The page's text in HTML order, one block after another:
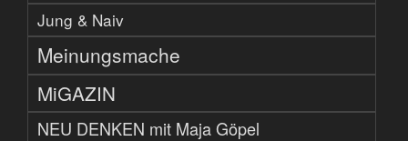
Jung & Naiv
Meinungsmache
MiGAZIN
NEU DENKEN mit Maja Göpel